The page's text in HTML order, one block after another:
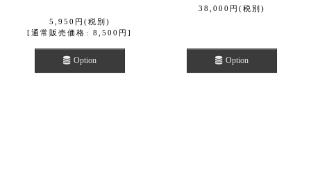
5,950 円 (税別)
[通常販売価格 : 8,500 円 ]
Option
38,000 円 (税別)
Option